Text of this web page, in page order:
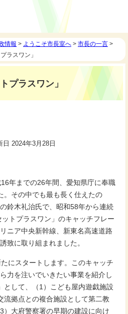
情報 > ようこそ市長室へ > 市長の一言 >
ラスワン」
プラスワン」
2024年3月28日
年までの26年間、愛知県庁に奉職
。その中でも最も長く仕えたの
鈴木礼治氏で、昭和58年から連続
トプラスワン」のキャッチフレー
ニア中央新幹線、新東名高速道路
致に取り組まれました。
にスタートします。このキャッチ
力を注いでいきたい事業を紹介し
として、（1）こども屋内遊戯施設
拠点との複合施設として第二教
大府警察署の早期の建設に向け